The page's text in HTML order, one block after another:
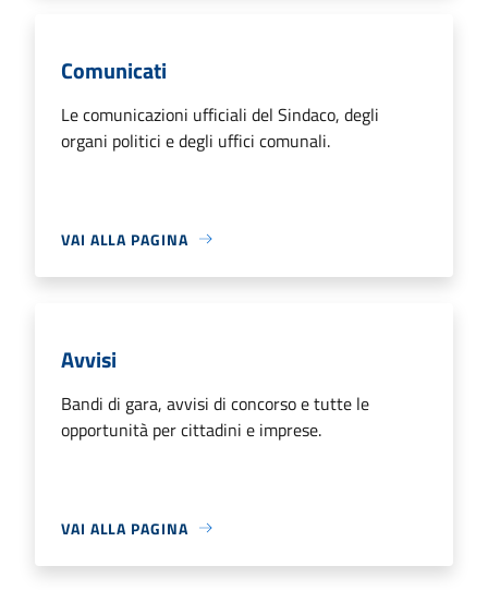
Comunicati
Le comunicazioni ufficiali del Sindaco, degli
organi politici e degli uffici comunali.
VAI ALLA PAGINA
Avvisi
Bandi di gara, avvisi di concorso e tutte le
opportunità per cittadini e imprese.
VAI ALLA PAGINA